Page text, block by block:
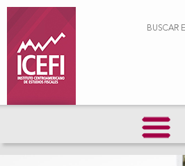
principalBUSCAR